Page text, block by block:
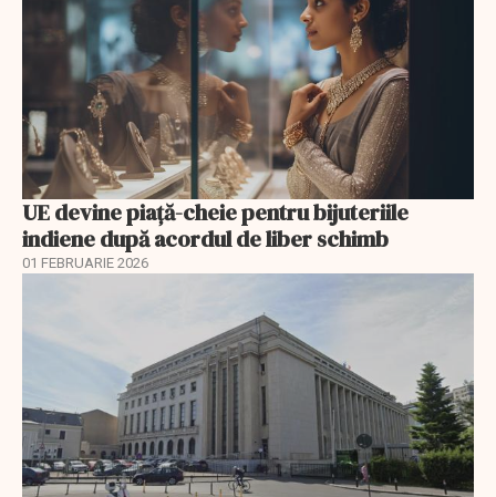
UE devine piață-cheie pentru bijuteriile
indiene după acordul de liber schimb
01 FEBRUARIE 2026